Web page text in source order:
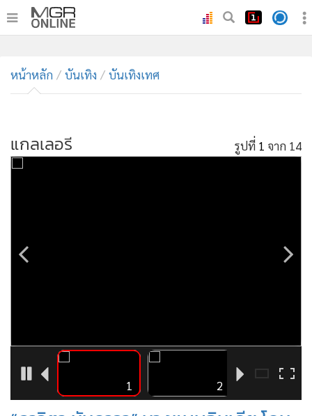
• ทันเหตุการณ์
• ภาคใต้
• Online Section
• บันเทิง
CbizReview
Management & HR
MGR Live
• Infographic
หน้าหลัก บันเทิง บันเทิงเทศ
แกลเลอรี รูปที่ 1 จาก 14
14 1 2